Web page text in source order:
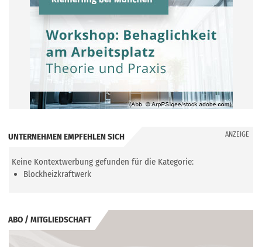
UNTERNEHMEN EMPFEHLEN SICH ANZEIGE
Keine Kontextwerbung gefunden für die Kategorie:
Blockheizkraftwerk
ABO / MITGLIEDSCHAFT